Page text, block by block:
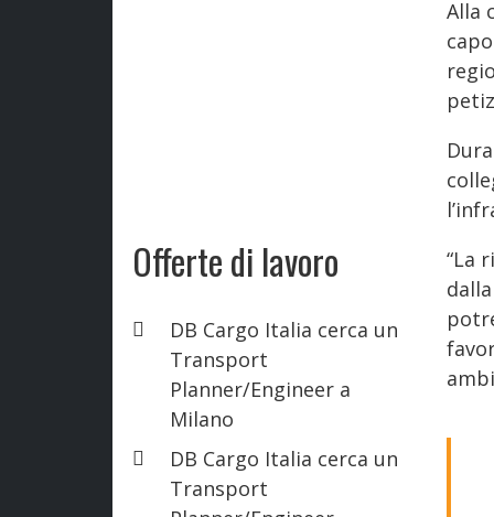
Offerte di lavoro
DB Cargo Italia cerca un
Transport
Planner/Engineer a
Milano
DB Cargo Italia cerca un
Transport
Alla
“La